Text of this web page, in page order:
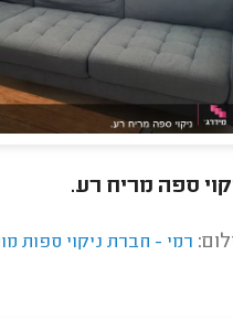
ספה מריח רע.
רמי - חברת ניקוי ספות